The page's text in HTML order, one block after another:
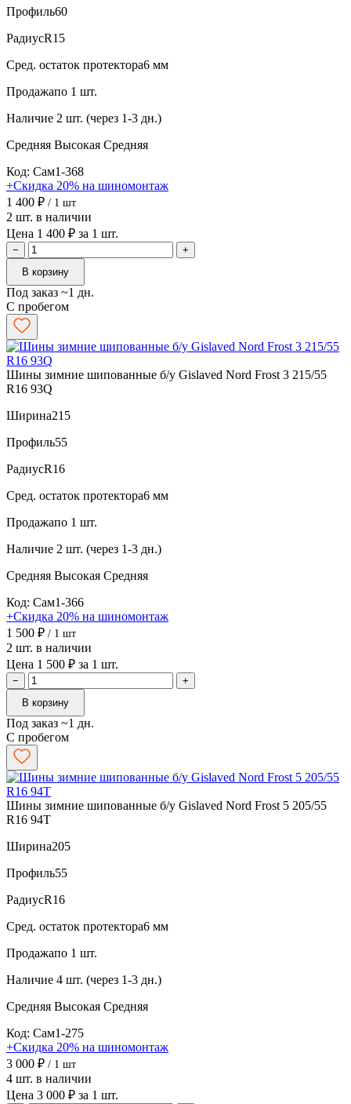
Профиль60
РадиусR15
Сред. остаток протектора6 мм
Продажапо 1 шт.
Наличие 2 шт. (через 1-3 дн.)
Средняя Высокая Средняя
Код: Сам1-368
+Скидка 20% на шиномонтаж
1 400 ₽ / 1 шт
2 шт. в наличии
Цена 1 400 ₽ за 1 шт.
−
+
В корзину
Под заказ ~1 дн.
С пробегом
Шины зимние шипованные б/у Gislaved Nord Frost 3 215/55
R16 93Q
Ширина215
Профиль55
РадиусR16
Сред. остаток протектора6 мм
Продажапо 1 шт.
Наличие 2 шт. (через 1-3 дн.)
Средняя Высокая Средняя
Код: Сам1-366
+Скидка 20% на шиномонтаж
1 500 ₽ / 1 шт
2 шт. в наличии
Цена 1 500 ₽ за 1 шт.
−
+
В корзину
Под заказ ~1 дн.
С пробегом
Шины зимние шипованные б/у Gislaved Nord Frost 5 205/55
R16 94T
Ширина205
Профиль55
РадиусR16
Сред. остаток протектора6 мм
Продажапо 1 шт.
Наличие 4 шт. (через 1-3 дн.)
Средняя Высокая Средняя
Код: Сам1-275
+Скидка 20% на шиномонтаж
3 000 ₽ / 1 шт
4 шт. в наличии
Цена 3 000 ₽ за 1 шт.